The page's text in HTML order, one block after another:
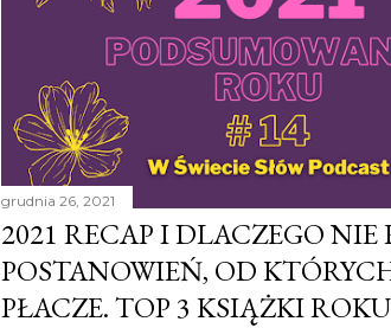
grudnia 26, 2021
2021 RECAP I DLACZEGO NIE
POSTANOWIEŃ, OD
PŁACZE. TOP 3 KSIĄŻKI ROKU